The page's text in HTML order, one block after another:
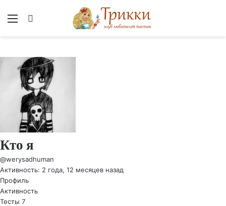
Меню
Кто я
@werysadhuman
Активность: 2 года, 12 месяцев назад
Профиль
Активность
Тесты 7